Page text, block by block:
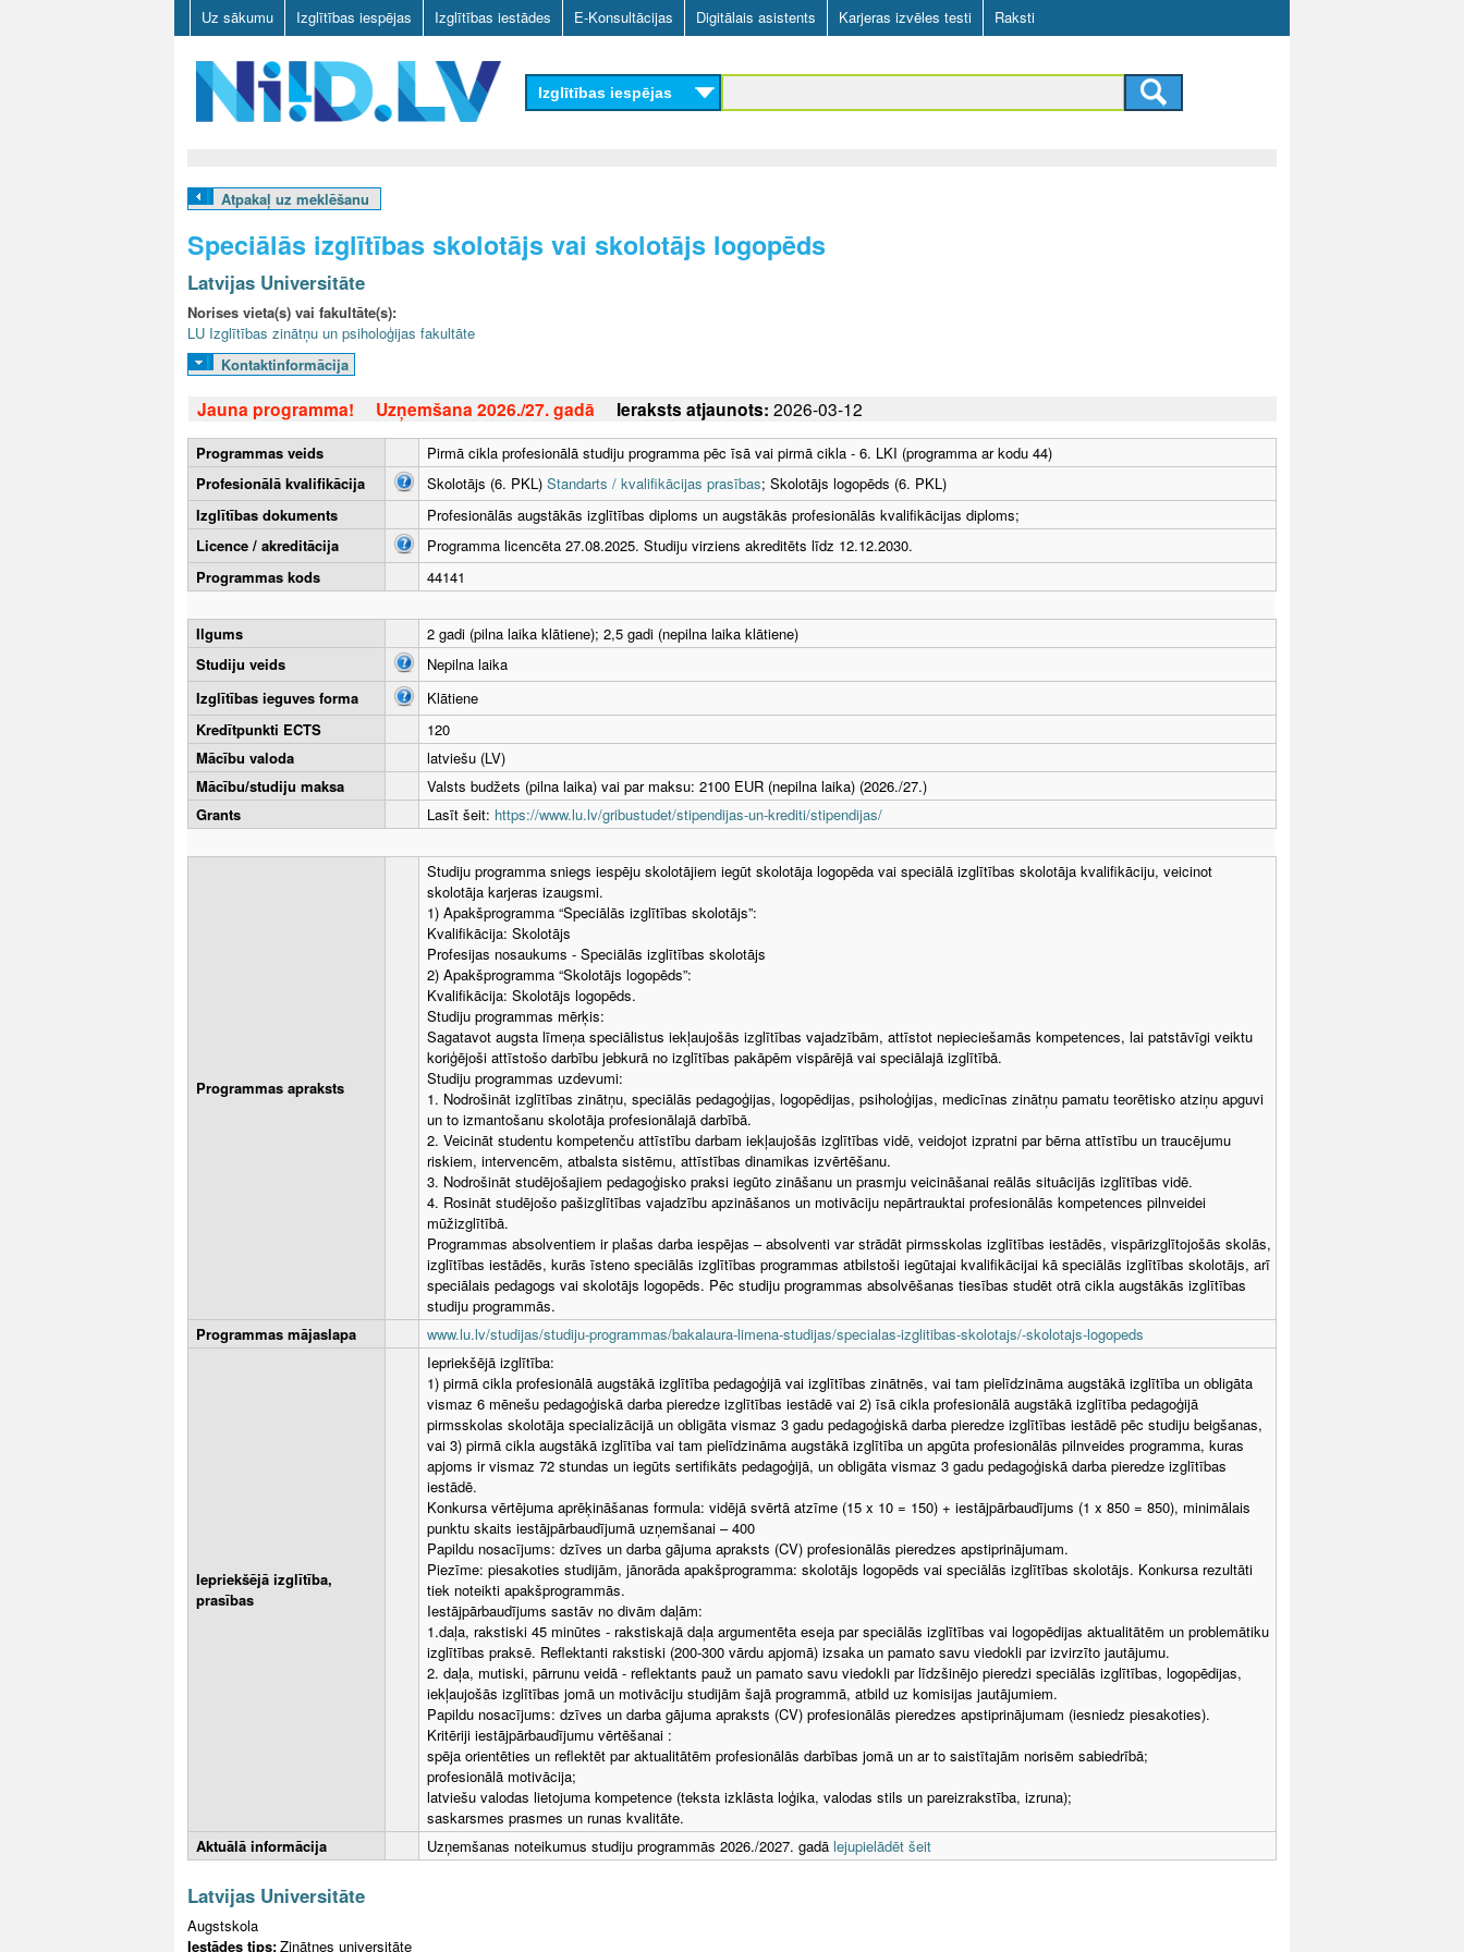
Skip
to
main
content
Uz sākumu Izglītības iespējas Izglītības iestādes E-Konsultācijas Digitālais asistents Karjeras izvēles testi Raksti
D
L
Izglītības iespējas
Atpakaļ uz meklēšanu
Speciālās izglītības skolotājs vai skolotājs logopēds
Latvijas Universitāte
Norises vieta(s) vai fakultāte(s):
LU Izglītības zinātņu un psiholoģijas fakultāte
Kontaktinformācija
Jauna programma! Uzņemšana 2026./27. gadā Ieraksts atjaunots: 2026-03-12
Programmas veids
Pirmā cikla profesionālā studiju programma pēc īsā vai pirmā cikla - 6. LKI (programma ar kodu 44)
Profesionālā kvalifikācija
Skolotājs (6. PKL) Standarts / kvalifikācijas prasības; Skolotājs logopēds (6. PKL)
Izglītības dokuments
Profesionālās augstākās izglītības diploms un augstākās profesionālās kvalifikācijas diploms;
Licence / akreditācija
Programma licencēta 27.08.2025. Studiju virziens akreditēts līdz 12.12.2030.
Programmas kods
44141
Ilgums
2 gadi (pilna laika klātiene); 2,5 gadi (nepilna laika klātiene)
Studiju veids
Nepilna laika
Izglītības ieguves forma
Klātiene
Kredītpunkti ECTS
120
Mācību valoda
latviešu (LV)
Mācību/studiju maksa
Valsts budžets (pilna laika) vai par maksu: 2100 EUR (nepilna laika) (2026./27.)
Grants
Lasīt šeit: https://www.lu.lv/gribustudet/stipendijas-un-krediti/stipendijas/
Programmas apraksts
Studiju programma sniegs iespēju skolotājiem iegūt skolotāja logopēda vai speciālā izglītības skolotāja kvalifikāciju, veicinot
skolotāja karjeras izaugsmi.
1) Apakšprogramma “Speciālās izglītības skolotājs”:
Kvalifikācija: Skolotājs
Profesijas nosaukums - Speciālās izglītības skolotājs
2) Apakšprogramma “Skolotājs logopēds”:
Kvalifikācija: Skolotājs logopēds.
Studiju programmas mērķis:
Sagatavot augsta līmeņa speciālistus iekļaujošās izglītības vajadzībām, attīstot nepieciešamās kompetences, lai patstāvīgi veiktu
koriģējoši attīstošo darbību jebkurā no izglītības pakāpēm vispārējā vai speciālajā izglītībā.
Studiju programmas uzdevumi:
1. Nodrošināt izglītības zinātņu, speciālās pedagoģijas, logopēdijas, psiholoģijas, medicīnas zinātņu pamatu teorētisko atziņu apguvi
un to izmantošanu skolotāja profesionālajā darbībā.
2. Veicināt studentu kompetenču attīstību darbam iekļaujošās izglītības vidē, veidojot izpratni par bērna attīstību un traucējumu
riskiem, intervencēm, atbalsta sistēmu, attīstības dinamikas izvērtēšanu.
3. Nodrošināt studējošajiem pedagoģisko praksi iegūto zināšanu un prasmju veicināšanai reālās situācijās izglītības vidē.
4. Rosināt studējošo pašizglītības vajadzību apzināšanos un motivāciju nepārtrauktai profesionālās kompetences pilnveidei
mūžizglītībā.
Programmas absolventiem ir plašas darba iespējas – absolventi var strādāt pirmsskolas izglītības iestādēs, vispārizglītojošās skolās,
izglītības iestādēs, kurās īsteno speciālās izglītības programmas atbilstoši iegūtajai kvalifikācijai kā speciālās izglītības skolotājs, arī
speciālais pedagogs vai skolotājs logopēds. Pēc studiju programmas absolvēšanas tiesības studēt otrā cikla augstākās izglītības
studiju programmās.
Programmas mājaslapa
www.lu.lv/studijas/studiju-programmas/bakalaura-limena-studijas/specialas-izglitibas-skolotajs/-skolotajs-logopeds
Iepriekšējā izglītība,
prasības
Iepriekšējā izglītība:
1) pirmā cikla profesionālā augstākā izglītība pedagoģijā vai izglītības zinātnēs, vai tam pielīdzināma augstākā izglītība un obligāta
vismaz 6 mēnešu pedagoģiskā darba pieredze izglītības iestādē vai 2) īsā cikla profesionālā augstākā izglītība pedagoģijā
pirmsskolas skolotāja specializācijā un obligāta vismaz 3 gadu pedagoģiskā darba pieredze izglītības iestādē pēc studiju beigšanas,
vai 3) pirmā cikla augstākā izglītība vai tam pielīdzināma augstākā izglītība un apgūta profesionālās pilnveides programma, kuras
apjoms ir vismaz 72 stundas un iegūts sertifikāts pedagoģijā, un obligāta vismaz 3 gadu pedagoģiskā darba pieredze izglītības
iestādē.
Konkursa vērtējuma aprēķināšanas formula: vidējā svērtā atzīme (15 x 10 = 150) + iestājpārbaudījums (1 x 850 = 850), minimālais
punktu skaits iestājpārbaudījumā uzņemšanai – 400
Papildu nosacījums: dzīves un darba gājuma apraksts (CV) profesionālās pieredzes apstiprinājumam.
Piezīme: piesakoties studijām, jānorāda apakšprogramma: skolotājs logopēds vai speciālās izglītības skolotājs. Konkursa rezultāti
tiek noteikti apakšprogrammās.
Iestājpārbaudījums sastāv no divām daļām:
1.daļa, rakstiski 45 minūtes - rakstiskajā daļa argumentēta eseja par speciālās izglītības vai logopēdijas aktualitātēm un problemātiku
izglītības praksē. Reflektanti rakstiski (200-300 vārdu apjomā) izsaka un pamato savu viedokli par izvirzīto jautājumu.
2. daļa, mutiski, pārrunu veidā - reflektants pauž un pamato savu viedokli par līdzšinējo pieredzi speciālās izglītības, logopēdijas,
iekļaujošās izglītības jomā un motivāciju studijām šajā programmā, atbild uz komisijas jautājumiem.
Papildu nosacījums: dzīves un darba gājuma apraksts (CV) profesionālās pieredzes apstiprinājumam (iesniedz piesakoties).
Kritēriji iestājpārbaudījumu vērtēšanai :
spēja orientēties un reflektēt par aktualitātēm profesionālās darbības jomā un ar to saistītajām norisēm sabiedrībā;
profesionālā motivācija;
latviešu valodas lietojuma kompetence (teksta izklāsta loģika, valodas stils un pareizrakstība, izruna);
saskarsmes prasmes un runas kvalitāte.
Aktuālā informācija
Uzņemšanas noteikumus studiju programmās 2026./2027. gadā lejupielādēt šeit
Latvijas Universitāte
Augstskola
Iestādes tips:Zinātnes universitāte